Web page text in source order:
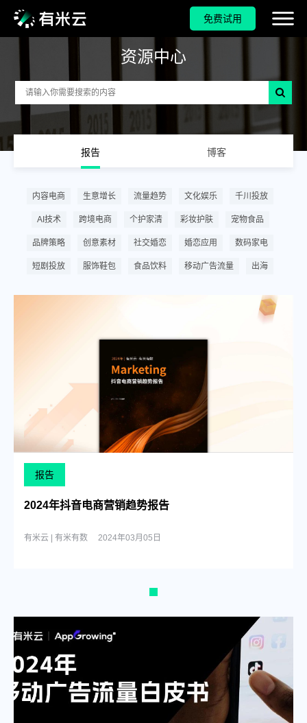
免费试用
资源中心
报告 博客
内容电商 生意增长 流量趋势 文化娱乐 千川投放
AI技术 跨境电商 个护家清 彩妆护肤 宠物食品
品牌策略 创意素材 社交婚恋 婚恋应用 数码家电
短剧投放 服饰鞋包 食品饮料 移动广告流量 出海
报告
2024年抖音电商营销趋势报告
有米云 | 有米有数 2024年03月05日